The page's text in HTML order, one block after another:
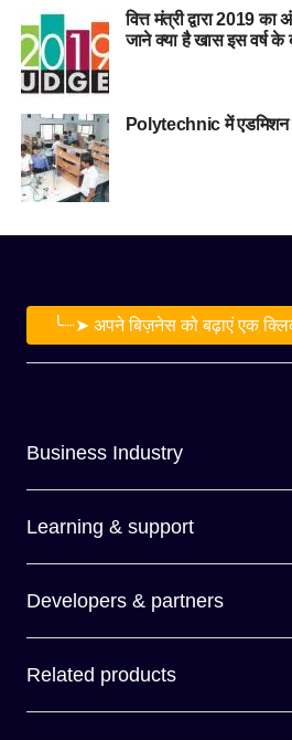
वित्त मंत्री द्वारा 2019
जाने क्या है खास इस वर्ष
Polytechnic में एडमिशन
╰┈➤ अपने बिज़नेस को बढ़ाएं एक
Business Industry
Learning & support
Developers & partners
Related products